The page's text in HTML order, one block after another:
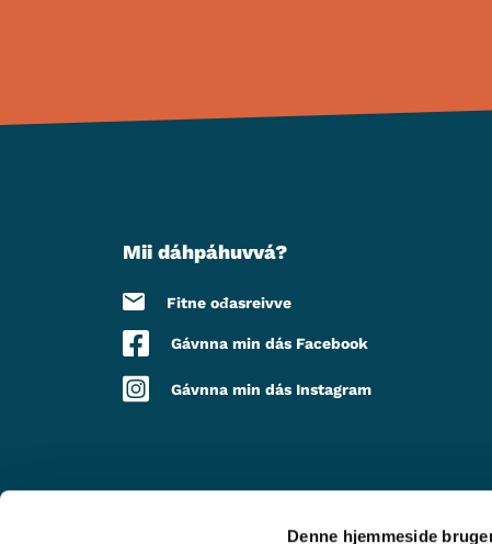
Denne hjemmeside
Mii dáhpáhuvvá?
Fitne ođasreivve
Gávnna min dás Facebook
Gávnna min dás Instagram